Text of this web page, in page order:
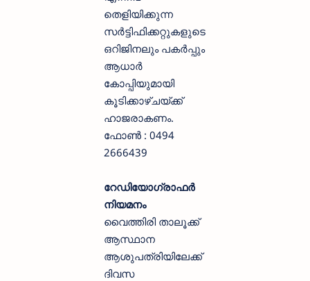
തെളിയിക്കുന്ന
സർട്ടിഫിക്കറ്റുകളുടെ
ഒറിജിനലും പകർപ്പും
ആധാർ
കോപ്പിയുമായി
കൂടിക്കാഴ്ചയ്ക്ക്
ഹാജരാകണം.
ഫോൺ : 0494
2666439
റേഡിയോഗ്രാഫർ
നിയമനം
വൈത്തിരി താലൂക്ക്
ആസ്ഥാന
ആശുപത്രിയിലേക്ക്
ദിവസ